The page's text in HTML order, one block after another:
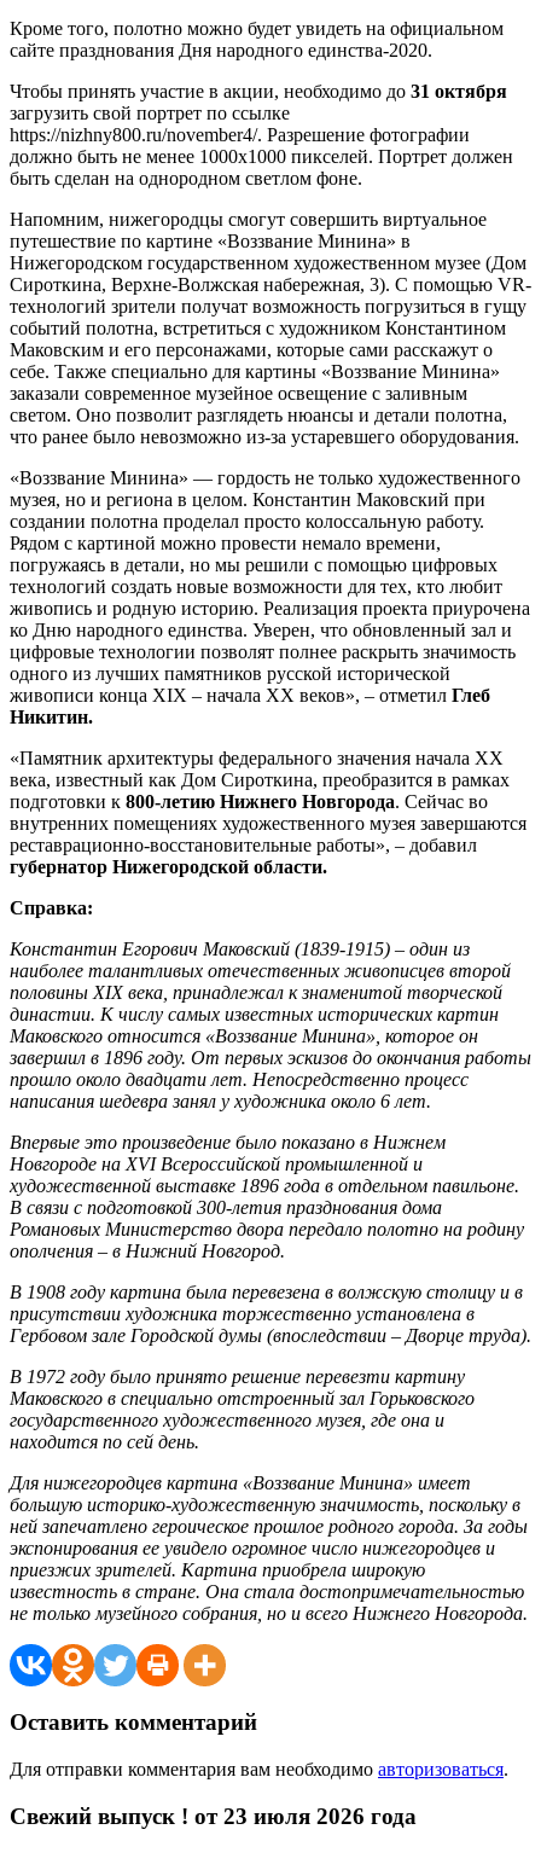
Кроме того, полотно можно будет увидеть на официальном
сайте празднования Дня народного единства-2020.
Чтобы принять участие в акции, необходимо до 31 октября
загрузить свой портрет по ссылке
https://nizhny800.ru/november4/. Разрешение фотографии
должно быть не менее 1000х1000 пикселей. Портрет должен
быть сделан на однородном светлом фоне.
Напомним, нижегородцы смогут совершить виртуальное
путешествие по картине «Воззвание Минина» в
Нижегородском государственном художественном музее (Дом
Сироткина, Верхне-Волжская набережная, 3). С помощью VR-
технологий зрители получат возможность погрузиться в гущу
событий полотна, встретиться с художником Константином
Маковским и его персонажами, которые сами расскажут о
себе. Также специально для картины «Воззвание Минина»
заказали современное музейное освещение с заливным
светом. Оно позволит разглядеть нюансы и детали полотна,
что ранее было невозможно из-за устаревшего оборудования.
«Воззвание Минина» — гордость не только художественного
музея, но и региона в целом. Константин Маковский при
создании полотна проделал просто колоссальную работу.
Рядом с картиной можно провести немало времени,
погружаясь в детали, но мы решили с помощью цифровых
технологий создать новые возможности для тех, кто любит
живопись и родную историю. Реализация проекта приурочена
ко Дню народного единства. Уверен, что обновленный зал и
цифровые технологии позволят полнее раскрыть значимость
одного из лучших памятников русской исторической
живописи конца XIX – начала XX веков», – отметил Глеб
Никитин.
«Памятник архитектуры федерального значения начала XX
века, известный как Дом Сироткина, преобразится в рамках
подготовки к 800-летию Нижнего Новгорода. Сейчас во
внутренних помещениях художественного музея завершаются
реставрационно-восстановительные работы», – добавил
губернатор Нижегородской области.
Справка:
Константин Егорович Маковский (1839-1915) – один из
наиболее талантливых отечественных живописцев второй
половины XIX века, принадлежал к знаменитой творческой
династии. К числу самых известных исторических картин
Маковского относится «Воззвание Минина», которое он
завершил в 1896 году. От первых эскизов до окончания работы
прошло около двадцати лет. Непосредственно процесс
написания шедевра занял у художника около 6 лет.
Впервые это произведение было показано в Нижнем
Новгороде на XVI Всероссийской промышленной и
художественной выставке 1896 года в отдельном павильоне.
В связи с подготовкой 300-летия празднования дома
Романовых Министерство двора передало полотно на родину
ополчения – в Нижний Новгород.
В 1908 году картина была перевезена в волжскую столицу и в
присутствии художника торжественно установлена в
Гербовом зале Городской думы (впоследствии – Дворце труда).
В 1972 году было принято решение перевезти картину
Маковского в специально отстроенный зал Горьковского
государственного художественного музея, где она и
находится по сей день.
Для нижегородцев картина «Воззвание Минина» имеет
большую историко-художественную значимость, поскольку в
ней запечатлено героическое прошлое родного города. За годы
экспонирования ее увидело огромное число нижегородцев и
приезжих зрителей. Картина приобрела широкую
известность в стране. Она стала достопримечательностью
не только музейного собрания, но и всего Нижнего Новгорода.
Оставить комментарий
Для отправки комментария вам необходимо авторизоваться.
Свежий выпуск ! от 23 июля 2026 года